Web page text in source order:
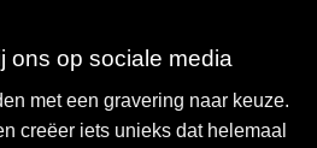
ons op sociale media
met een gravering naar keuze.
creëer iets unieks dat helemaal